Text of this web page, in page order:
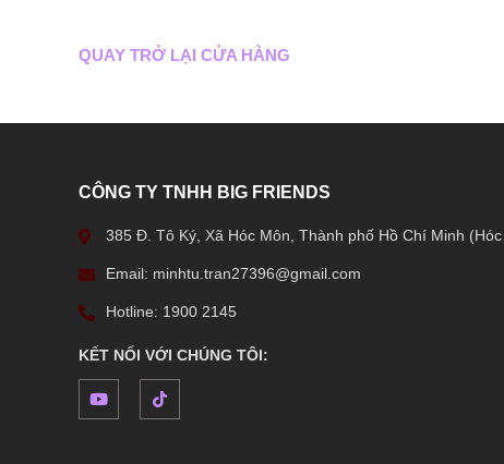
QUAY TRỞ LẠI CỬA HÀNG
CÔNG TY TNHH BIG FRIENDS
385 Đ. Tô Ký, Xã Hóc Môn, Thành phố Hồ Chí Minh
Email: minhtu.tran27396@gmail.com
Hotline: 1900 2145
KẾT NỐI VỚI CHÚNG TÔI: